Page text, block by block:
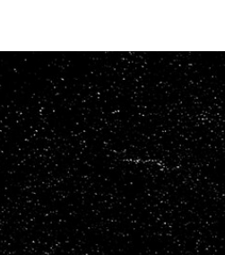
結婚式
ョン全
ベス
セット
モバイ
ン